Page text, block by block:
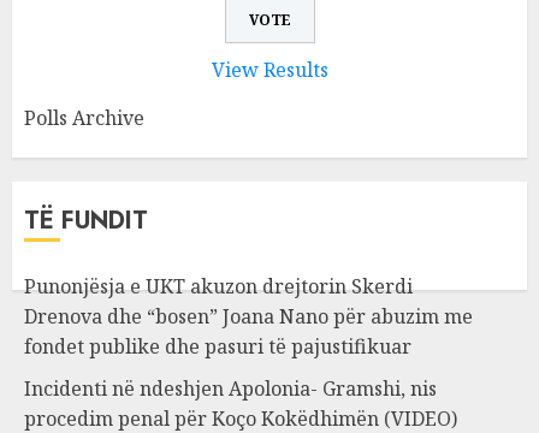
View Results
Polls Archive
TË FUNDIT
Punonjësja e UKT akuzon drejtorin Skerdi
Drenova dhe “bosen” Joana Nano për abuzim me
fondet publike dhe pasuri të pajustifikuar
Incidenti në ndeshjen Apolonia- Gramshi, nis
procedim penal për Koço Kokëdhimën (VIDEO)